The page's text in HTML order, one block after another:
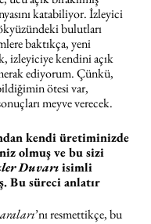
katabiliyor. İzleyici
bulutları
baktıkça, yeni
izleyiciye kendini açık
ediyorum. Çünkü,
ötesi var,
meyve verecek.
kendi üretiminizde
olmuş ve bu sizi
Duvarı isimli
Bu süreci anlatır
’nı resmettikçe, bu